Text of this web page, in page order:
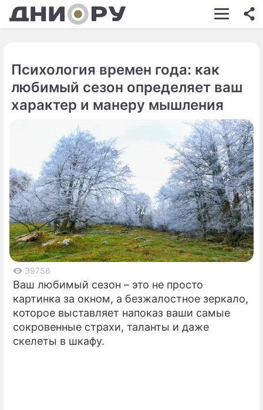
ШОУ-БИЗНЕС
КИНО
НЕДВИЖИМОСТЬ
ЗДОРОВЬЕ
ЭКОНОМИКА
ПРОИСШЕСТВИЯ
СОННИК
СТИЛЬ ЖИЗНИ
СЕРИАЛЫ
ИГРЫ
ПРЕСС-РЕЛИЗЫ
О ПРОЕКТЕ
Психология времен года: как
любимый сезон определяет ваш
характер и манеру мышления
39756
Ваш любимый сезон – это не просто
картинка за окном, а безжалостное зеркало,
которое выставляет напоказ ваши самые
сокровенные страхи, таланты и даже
скелеты в шкафу.